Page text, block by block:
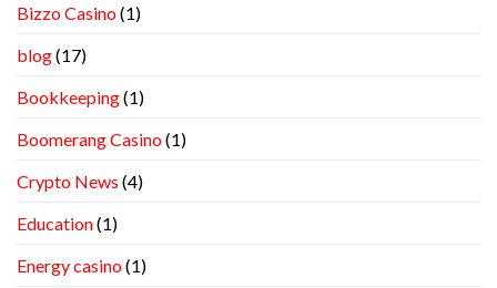
Bizzo Casino(1)
blog(17)
Bookkeeping(1)
Boomerang Casino(1)
Crypto News (4)
Education(1)
Energy casino(1)